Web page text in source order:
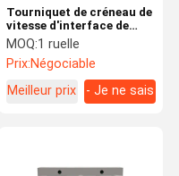
Tourniquet de créneau de
vitesse d'interface de
TCP/IP Rs485 avec
l'estimation d'IP 42 et 6
groupes de capteur
MOQ:1 ruelle
Prix:Négociable
Meilleur prix
- Je ne sais